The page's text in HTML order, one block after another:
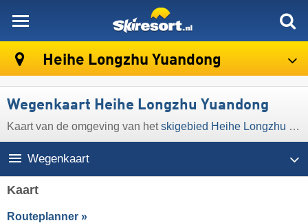
Heihe Longzhu Yuandong
Wegenkaart Heihe Longzhu Yuandong
Kaart van de omgeving van hetskigebied Heihe Longzhu Yuandong
Wegenkaart
Kaart
Routeplanner »